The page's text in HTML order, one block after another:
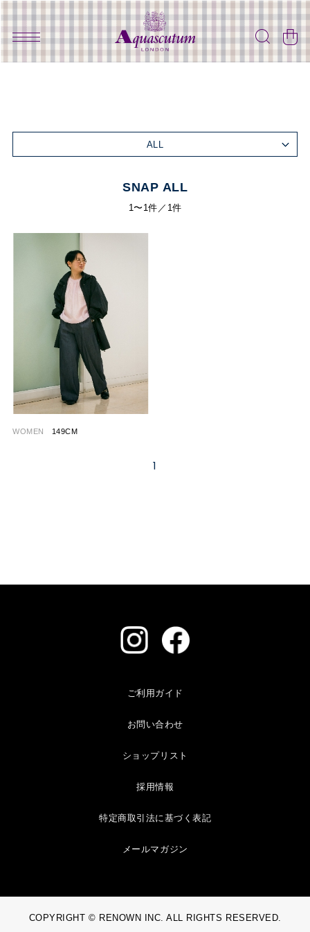
ALL
SNAP ALL
1〜1件／1件
WOMEN 149CM
1
ご利用ガイド
お問い合わせ
ショップリスト
採用情報
特定商取引法に基づく表記
メールマガジン
COPYRIGHT © RENOWN INC. ALL RIGHTS RESERVED.